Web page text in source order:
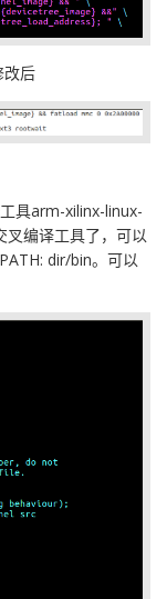
后
具arm-xilinx-linux-
编译工具了，可以
dir/bin。可以